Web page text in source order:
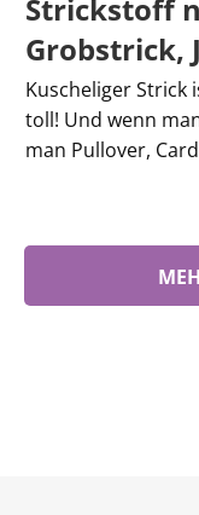
Strickstoff
Grobstrick,
Kuscheliger
toll! Und wenn
man Pullover,